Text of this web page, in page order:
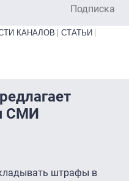
Подписка
КАНАЛОВ
СТАТЬИ
СМИ
штрафы в